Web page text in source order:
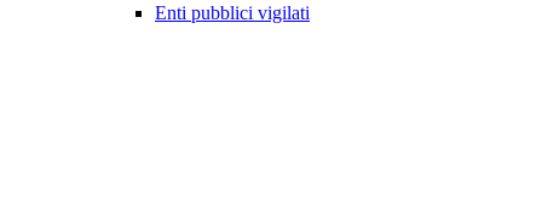
Enti pubblici vigilati